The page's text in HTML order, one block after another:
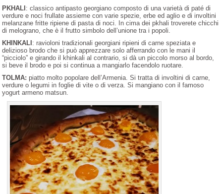
PKHALI : classico antipasto georgiano composto di una varietà di paté di
verdure e noci frullate assieme con varie spezie, erbe ed aglio e di involtini
melanzane fritte ripiene di pasta di noci. In cima dei pkhali troverete chicchi
di melograno, che è il frutto simbolo dell’unione tra i popoli.
KHINKALI : ravioloni tradizionali georgiani ripieni di carne speziata e
delizioso brodo che si può apprezzare solo afferrando con le mani il
“picciolo” e girando il khinkali al contrario, si dà un piccolo morso al bordo,
si beve il brodo e poi si continua a mangiarlo facendolo ruotare.
TOLMA: piatto molto popolare dell’Armenia. Si tratta di involtini di carne,
verdure o legumi in foglie di vite o di verza. Si mangiano con il famoso
yogurt armeno matsun.